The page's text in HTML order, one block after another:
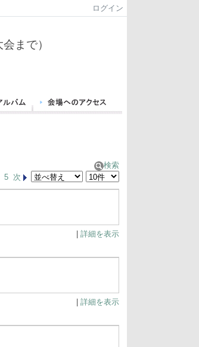
ログイン
まで）
検索
5 次
詳細を表示
詳細を表示